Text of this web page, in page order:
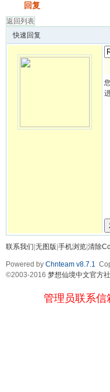
回复
返回列表
快速回复
联系我们 无图版 手机浏览 清除
Powered by Chnteam v8.7.1
©2003-2016 梦想仙境中文官方
管理员联系信